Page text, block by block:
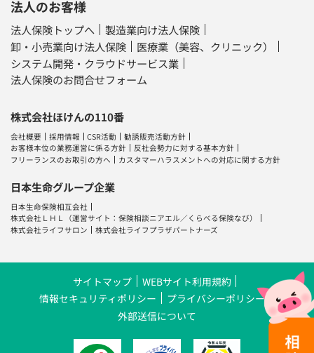
法人のお客様
法人保険トップへ
製造業向け法人保険
卸・小売業向け法人保険
医療業（美容、クリニック）
システム開発・クラウドサービス業
法人保険のお問合せフォーム
株式会社ほけんの110番
会社概要 採用情報 CSR活動
勧誘販売活動方針
お客様本位の業務運営に係る方針
反社会勢力に対する基本方針
フリーランスのお取引の方へ
カスタマーハラスメントへの対応に関する方針
日本生命グループ企業
日本生命保険相互会社
株式会社ＬＨＬ （運営サイト：保険相談ニアエル／ くらべる保険なび）
株式会社ライフサロン
株式会社ライフプラザパートナーズ
サイトマップ
WEBサイト利用規約
情報セキュリティポリシー
プライバシーポリシー
外部送信について